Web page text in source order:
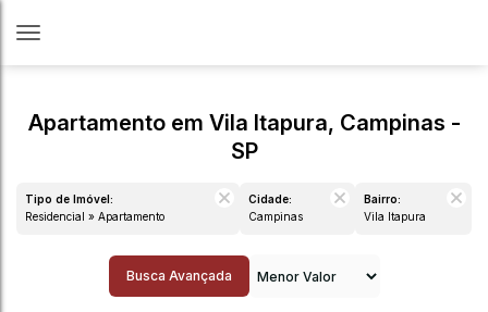
Apartamento em Vila Itapura, Campinas -
SP
Tipo de Imóvel:
Residencial » Apartamento
Cidade:
Campinas
Bairro:
Vila Itapura
Busca Avançada